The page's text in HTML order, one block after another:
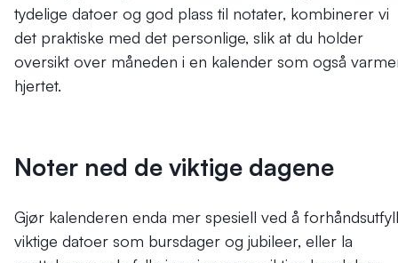
tydelige datoer og god plass til notater, kombinerer vi
det praktiske med det personlige, slik at du holder
oversikt over måneden i en kalender som også
hjertet.
Noter ned de viktige dagene
Gjør kalenderen enda mer spesiell ved å
viktige datoer som bursdager og jubileer, eller la